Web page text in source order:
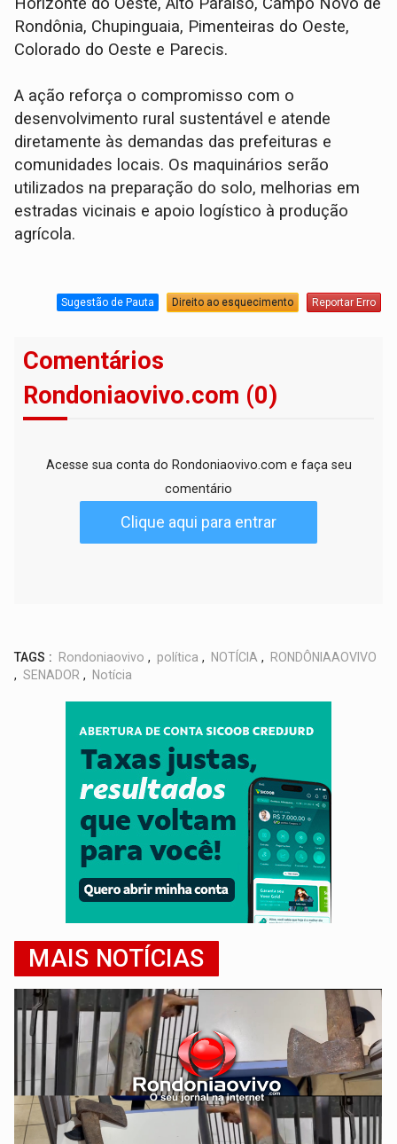
Rondônia, Chupinguaia, Pimenteiras do Oeste,
Colorado do Oeste e Parecis.
A ação reforça o compromisso com o
desenvolvimento rural sustentável e atende
diretamente às demandas das prefeituras e
comunidades locais. Os maquinários serão
utilizados na preparação do solo, melhorias em
estradas vicinais e apoio logístico à produção
agrícola.
Sugestão de Pauta Direito ao esquecimento Reportar Erro
Comentários
Rondoniaovivo.com (0)
Acesse sua conta do Rondoniaovivo.com e faça seu
comentário
Clique aqui para entrar
TAGS : Rondoniaovivo , política , NOTÍCIA ,
RONDÔNIAAOVIVO
, SENADOR , Notícia
MAIS NOTÍCIAS